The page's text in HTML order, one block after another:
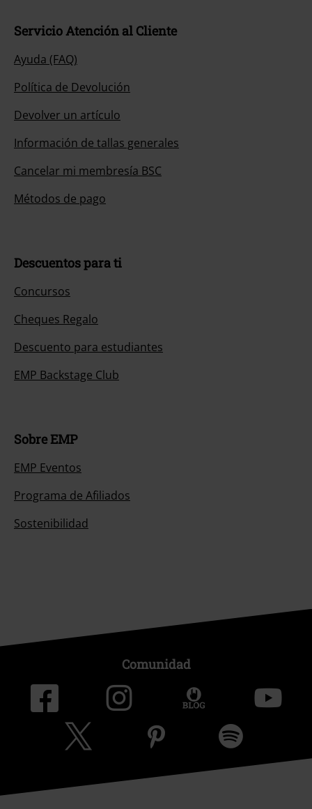
Servicio Atención al Cliente
Ayuda (FAQ)
Política de Devolución
Devolver un artículo
Información de tallas generales
Cancelar mi membresía BSC
Métodos de pago
Descuentos para ti
Concursos
Cheques Regalo
Descuento para estudiantes
EMP Backstage Club
Sobre EMP
EMP Eventos
Programa de Afiliados
Sostenibilidad
Comunidad